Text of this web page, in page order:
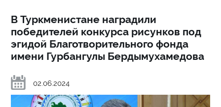
В Туркменистане наградили
победителей конкурса рисунков под
эгидой Благотворительного фонда
имени Гурбангулы Бердымухамедова
02.06.2024